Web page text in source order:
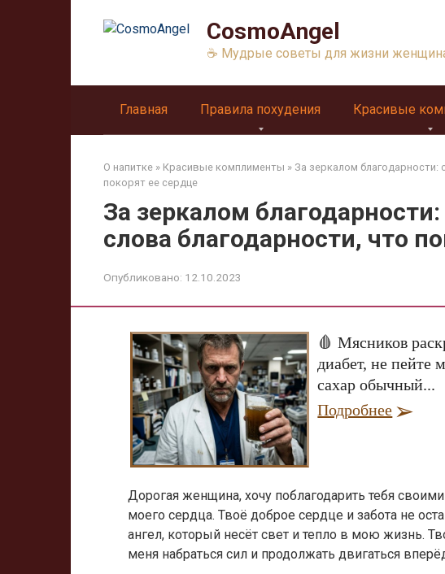
CosmoAngel
☕ Мудрые советы для жизни
Главная Правила похудения Красивые
О напитке » Красивые комплименты » За зеркалом благодарности:
покорят ее сердце
За зеркалом
слова благодарности, что
Опубликовано: 12.10.2023
🩸 Мясников
диабет, не пейте
сахар обычный...
Подробнее
Дорогая женщина, хочу поблагодарить тебя
моего сердца. Твоё доброе сердце и забота не
ангел, который несёт свет и тепло в мою жизнь.
меня набраться сил и продолжать двигаться